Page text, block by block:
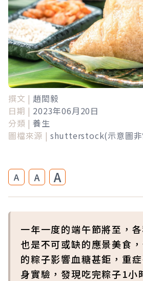
撰文 | 趙閎毅
日期 | 2023年06月20日
分類 | 養生
圖檔來源 | shutterstock(示意圖非
A A A
一年一度的端午節將至，
也是不可或缺的應景美食
的粽子影響血糖甚鉅，重
身實驗，發現吃完粽子1小